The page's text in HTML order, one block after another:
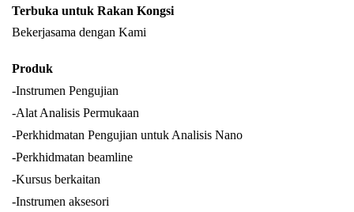
Terbuka untuk Rakan Kongsi
Bekerjasama dengan Kami
Produk
-Instrumen Pengujian
-Alat Analisis Permukaan
-Perkhidmatan Pengujian untuk Analisis Nano
-Perkhidmatan beamline
-Kursus berkaitan
-Instrumen aksesori